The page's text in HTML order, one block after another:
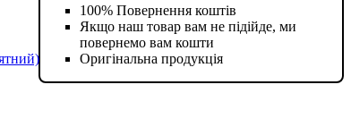
100% Повернення коштів
Якщо наш товар вам не підійде, ми
повернемо вам кошти
Оригінальна продукція